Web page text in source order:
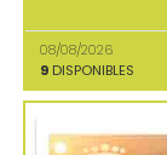
08/08/2026
9 DISPONIBLES